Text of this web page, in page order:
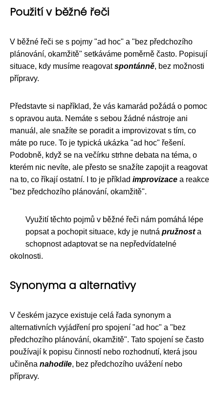
Použití v běžné řeči
V běžné řeči se s pojmy "ad hoc" a "bez předchozího
plánování, okamžitě" setkáváme poměrně často. Popisují
situace, kdy musíme reagovatspontánně, bez možnosti
přípravy.
Představte si například, že vás kamarád požádá o pomoc
s opravou auta. Nemáte s sebou žádné nástroje ani
manuál, ale snažíte se poradit a improvizovat s tím, co
máte po ruce. To je typická ukázka "ad hoc" řešení.
Podobně, když se na večírku strhne debata na téma, o
kterém nic nevíte, ale přesto se snažíte zapojit a reagovat
na to, co říkají ostatní. I to je příklad improvizace a reakce
"bez předchozího plánování, okamžitě".
Využití těchto pojmů v běžné řeči nám pomáhá lépe
popsat a pochopit situace, kdy je nutná pružnosta
schopnost adaptovat se na nepředvídatelné
okolnosti.
Synonyma a alternativy
V českém jazyce existuje celá řada synonym a
alternativních vyjádření pro spojení "ad hoc" a "bez
předchozího plánování, okamžitě". Tato spojení se často
používají k popisu činností nebo rozhodnutí, která jsou
učiněna nahodile, bez předchozího uvážení nebo
přípravy.